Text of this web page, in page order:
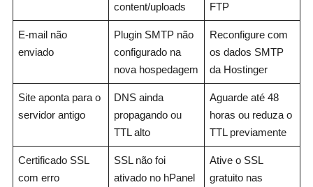
content/uploads
FTP
E-mail não
enviado
Plugin SMTP não
configurado na
nova hospedagem
Reconfigure com
os dados SMTP
da Hostinger
Site aponta para o
servidor antigo
DNS ainda
propagando ou
TTL alto
Aguarde até 48
horas ou reduza o
TTL previamente
Certificado SSL
com erro
SSL não foi
ativado no hPanel
Ative o SSL
gratuito nas